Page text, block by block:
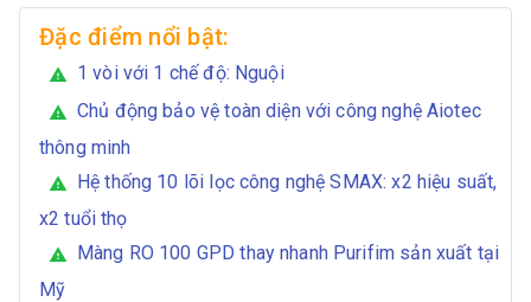
Đặc điểm nổi bật:
warning 1 vòi với 1 chế độ: Nguội
warning
Chủ động bảo vệ toàn diện với công nghệ Aiotec
thông minh
warning
Hệ thống 10 lõi lọc công nghệ SMAX: x2 hiệu suất,
x2 tuổi thọ
warning
Màng RO 100 GPD thay nhanh Purifim sản xuất tại
Mỹ